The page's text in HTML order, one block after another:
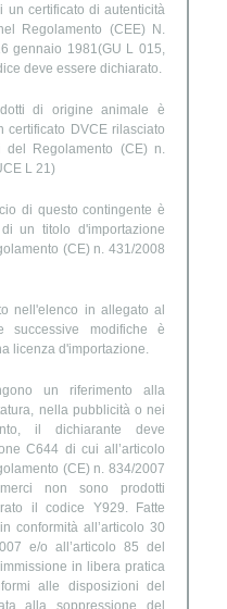
un certificato di autenticità
Regolamento (CEE) N.
gennaio 1981(GU L 015,
deve essere dichiarato.
di origine animale è
certificato DVCE rilasciato
del Regolamento (CE) n.
L 21)
di questo contingente è
un titolo d'importazione
(CE) n. 431/2008
nell'elenco in allegato al
successive modifiche è
licenza d'importazione.
un riferimento alla
nella pubblicità o nei
il dichiarante deve
C644 di cui all’articolo
(CE) n. 834/2007
non sono prodotti
il codice Y929. Fatte
conformità all’articolo 30
e/o all’articolo 85 del
in libera pratica
alle disposizioni del
alla soppressione del